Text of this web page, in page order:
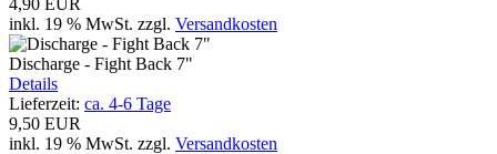
inkl. 19 % MwSt. zzgl. Versandkosten
Discharge - Fight Back 7"
Details
Lieferzeit: ca. 4-6 Tage
9,50 EUR
inkl. 19 % MwSt. zzgl. Versandkosten